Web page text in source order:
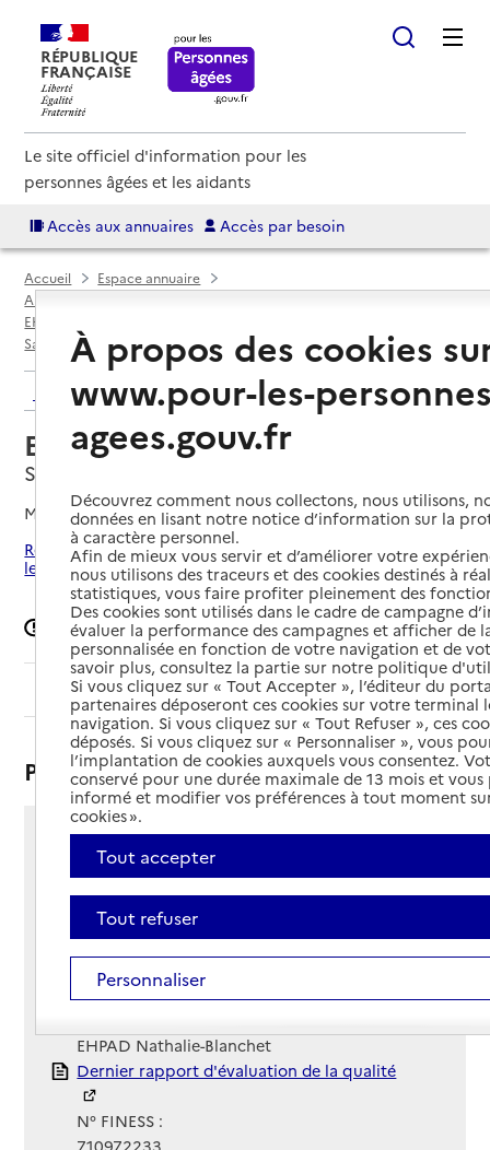
RÉPUBLIQUE
FRANÇAISE
Le site officiel d'information pour les
personnes âgées et les aidants
Accès aux annuaires Accès par besoin
Accueil
Espace annuaire
Annuaire EHPAD et maisons de retraite
EHPAD par département
Saint-Gengoux-le-National
EHPAD Nathalie-Blanchet
Retour aux résultats de l'annuaire
EHPAD Nathalie-Blanchet
Saint-Gengoux-le-National, SAONE-ET-LOIRE
Mis à jour le27/02/2026
Rechercher les établissements autour de Saint-Gengoux-
le-National
Signaler une erreur
Sommaire
Présentation
71460 - Saint-Gengoux-le-National
Voir itinéraire
Téléphone :
03 85 94 11 00
Contact
Contact
Site Internet
Site internet non renseigné
EHPAD Nathalie-Blanchet
Rapport HAS
Dernier rapport d'évaluation de la qualité
N° FINESS :
À propos des cookies
www.pour-les-
agees.gouv.fr
Découvrez comment nous collectons, nous utilisons,
données en lisant notre notice d’information sur la
à caractère personnel.
Afin de mieux vous servir et d’améliorer votre
nous utilisons des traceurs et des cookies destinés à
statistiques, vous faire profiter pleinement des
Des cookies sont utilisés dans le cadre de campagne
évaluer la performance des campagnes et afficher de
personnalisée en fonction de votre navigation et de
savoir plus, consultez la partie sur notre politique
Si vous cliquez sur « Tout Accepter », l’éditeur du
partenaires déposeront ces cookies sur votre terminal
navigation. Si vous cliquez sur « Tout Refuser », ces
déposés. Si vous cliquez sur « Personnaliser », vous
l’implantation de cookies auxquels vous consentez.
conservé pour une durée maximale de 13 mois et
informé et modifier vos préférences à tout moment
cookies ».
Tout accepter
Tout refuser
Personnaliser